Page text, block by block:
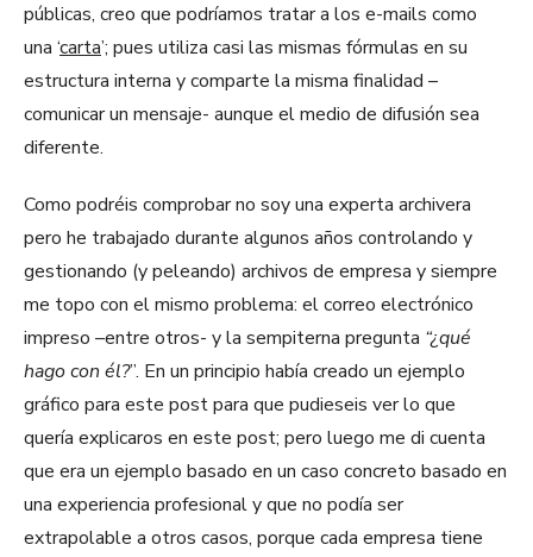
públicas, creo que podríamos tratar a los e-mails como
una ‘carta’; pues utiliza casi las mismas fórmulas en su
estructura interna y comparte la misma finalidad –
comunicar un mensaje- aunque el medio de difusión sea
diferente.
Como podréis comprobar no soy una experta archivera
pero he trabajado durante algunos años controlando y
gestionando (y peleando) archivos de empresa y siempre
me topo con el mismo problema: el correo electrónico
impreso –entre otros- y la sempiterna pregunta “¿qué
hago con él?”. En un principio había creado un ejemplo
gráfico para este post para que pudieseis ver lo que
quería explicaros en este post; pero luego me di cuenta
que era un ejemplo basado en un caso concreto basado en
una experiencia profesional y que no podía ser
extrapolable a otros casos, porque cada empresa tiene